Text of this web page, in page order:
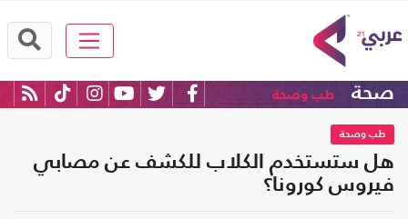
صحة طب وصحة
طب وصحة
هل ستستخدم الكلاب للكشف عن مصابي
فيروس كورونا؟